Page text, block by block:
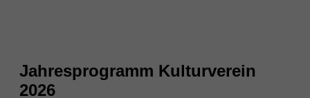
Jahresprogramm Kulturverein
2026